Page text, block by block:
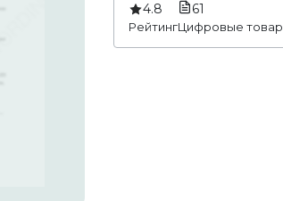
4.8
Рейтинг
61
Цифровые